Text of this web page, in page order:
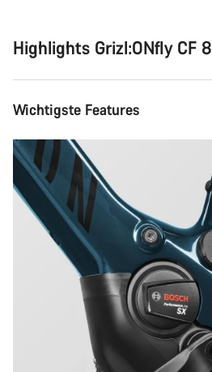
Highlights Grizl:ONfly CF 8
Wichtigste Features